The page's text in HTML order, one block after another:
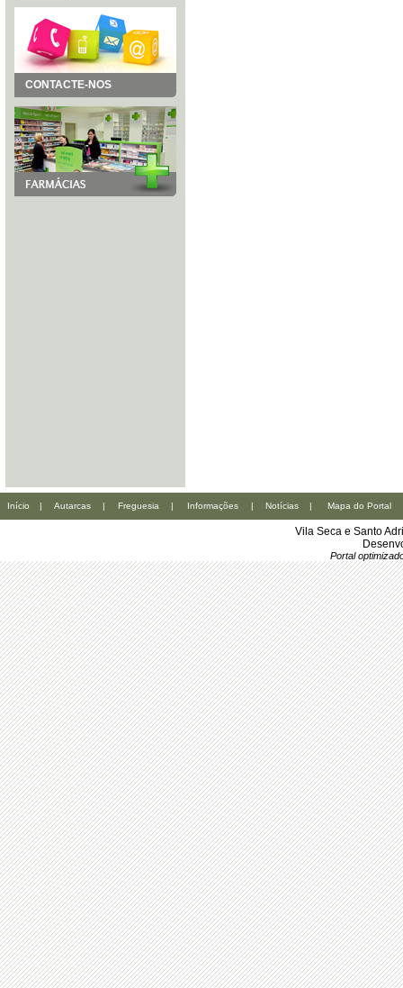
CONTACTE-NOS
Início | Autarcas | Freguesia | Informações | Notícias | Mapa do Portal
Vila Seca e Santo
Portal